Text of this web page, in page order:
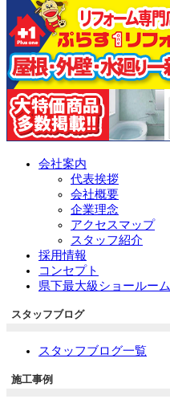
会社案内
代表挨拶
会社概要
企業理念
アクセスマップ
スタッフ紹介
採用情報
コンセプト
県下最大級ショールーム
スタッフブログ
スタッフブログ一覧
施工事例